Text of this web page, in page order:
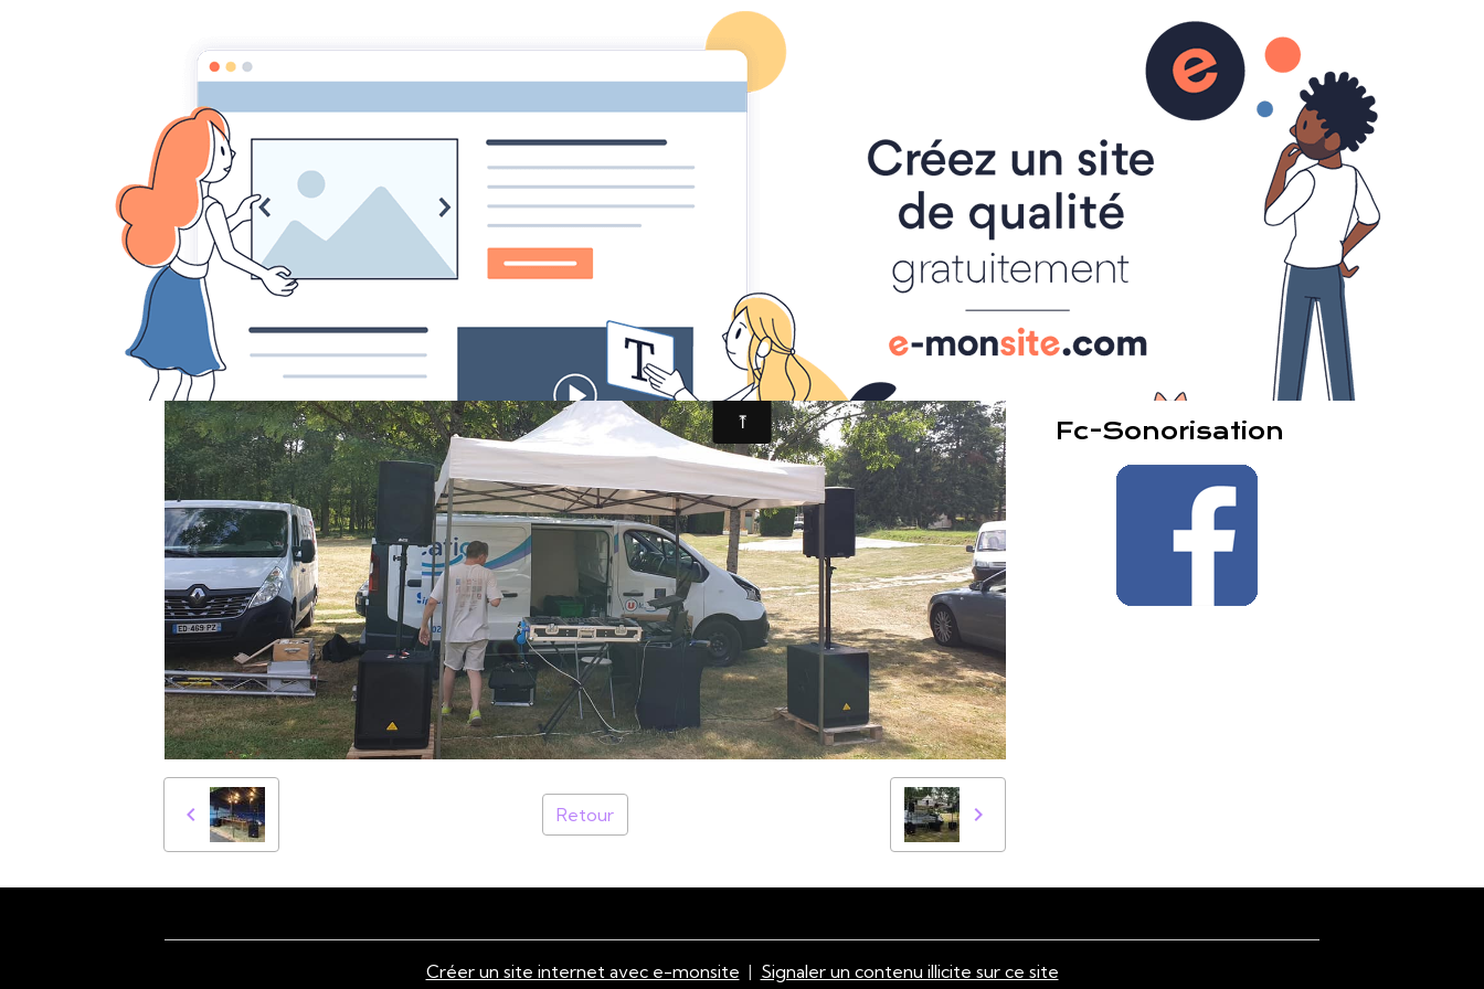
FC-SONORISATION Accueil Sonorisation de rue Contact
Accueil Album Nos Prestations soirée champêtre Dun le poëlier
SOIRÉE CHAMPÊTRE DUN
LE POËLIER
Retour
Horloge
Heure de L'Indre :
photo
Nos Prestations 60
Fc-Sonorisation
Créer un site internet avec e-monsite Signaler un contenu illicite sur ce site